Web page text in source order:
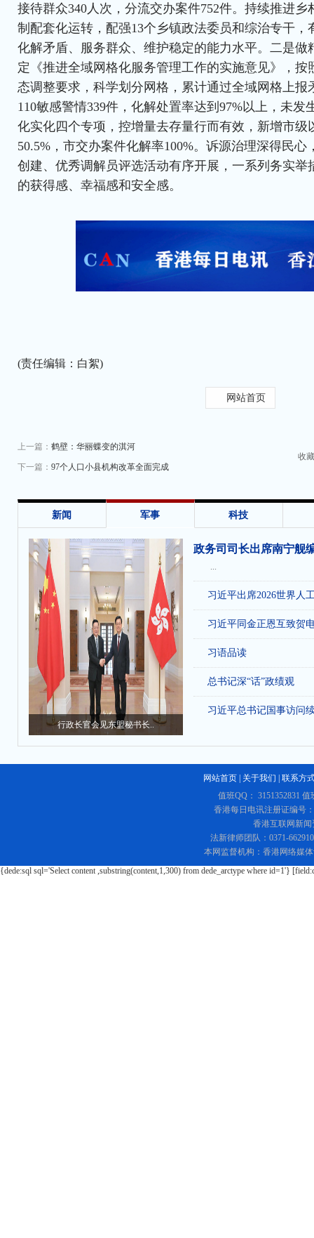
接待群众340人次，分流交办案件752件。持续推进
制配套化运转，配强13个乡镇政法委员和综治专干
化解矛盾、服务群众、维护稳定的能力水平。二是做
定《推进全域网格化服务管理工作的实施意见》，按
态调整要求，科学划分网格，累计通过全域网格上报
110敏感警情339件，化解处置率达到97%以上，未发
化实化四个专项，控增量去存量行而有效，新增市级
50.5%，市交办案件化解率100%。诉源治理深得民心
创建、优秀调解员评选活动有序开展，一系列务实举
的获得感、幸福感和安全感。
(责任编辑：白絮)
网站首页
上一篇： 鹤壁：华丽蝶变的淇河
下一篇： 97个人口小县机构改革全面完成
收
新闻 军事 科技
行政长官会见东盟秘书长..
政务司司长出席南宁舰
...
习近平出席2026世界人
习近平同金正恩互致贺
习语品读
总书记深“话”政绩观
习近平总书记国事访问
网站首页 关于我们
联系方
值班QQ： 3151352831
香港每日电讯注册证编号
香港互联网新闻
法新律师团队：0371-
本网监督机构：香港网络媒
{dede:sql sql='Select content ,substring(content,1,300) from dede_arctype where id=1'}